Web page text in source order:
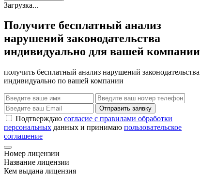
Загрузка...
Получите бесплатный анализ
нарушений законодательства
индивидуально для вашей компании
получить бесплатный анализ нарушений законодательства
индивидуально по вашей компании
Отправить заявку
Подтверждаю согласие с правилами обработки
персональных данных и принимаю пользовательское
соглашение
Номер лицензии
Название лицензии
Кем выдана лицензия